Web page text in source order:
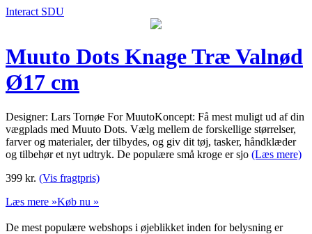
Interact SDU
Muuto Dots Knage Træ Valnød
Ø17 cm
Designer: Lars Tornøe For MuutoKoncept: Få mest muligt ud af din
vægplads med Muuto Dots. Vælg mellem de forskellige størrelser,
farver og materialer, der tilbydes, og giv dit tøj, tasker, håndklæder
og tilbehør et nyt udtryk. De populære små kroge er sjo (Læs mere)
399 kr. (Vis fragtpris)
Læs mere »Køb nu »
De mest populære webshops i øjeblikket inden for belysning er